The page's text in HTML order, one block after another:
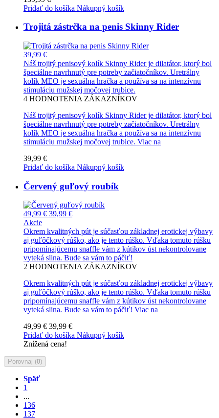
Pridať do košíka Nákupný košík
Trojitá zástrčka na penis Skinny Rider
39,99 €
Náš trojitý penisový kolík Skinny Rider je dilatátor, ktorý bol
špeciálne navrhnutý pre potreby začiatočníkov. Uretrálny
kolík MEO je sexuálna hračka a používa sa na intenzívnu
stimuláciu mužskej močovej trubice.
4 HODNOTENIA ZÁKAZNÍKOV
Náš trojitý penisový kolík Skinny Rider je dilatátor, ktorý bol
špeciálne navrhnutý pre potreby začiatočníkov. Uretrálny
kolík MEO je sexuálna hračka a používa sa na intenzívnu
stimuláciu mužskej močovej trubice. Viac na
39,99 €
Pridať do košíka Nákupný košík
Červený guľový roubík
49,99 € 39,99 €
Akcie
Okrem kvalitných pút je súčasťou základnej erotickej výbavy
aj guľôčkový rúško, ako je tento rúško. Vďaka tomuto rúšku
pripomínajúcemu snaffle vám z kútikov úst nekontrolovane
vyteká slina. Bude sa vám to páčiť!
2 HODNOTENIA ZÁKAZNÍKOV
Okrem kvalitných pút je súčasťou základnej erotickej výbavy
aj guľôčkový rúško, ako je tento rúško. Vďaka tomuto rúšku
pripomínajúcemu snaffle vám z kútikov úst nekontrolovane
vyteká slina. Bude sa vám to páčiť! Viac na
49,99 € 39,99 €
Pridať do košíka Nákupný košík
Znížená cena!
Porovnaj (0)
Späť
1
...
136
137